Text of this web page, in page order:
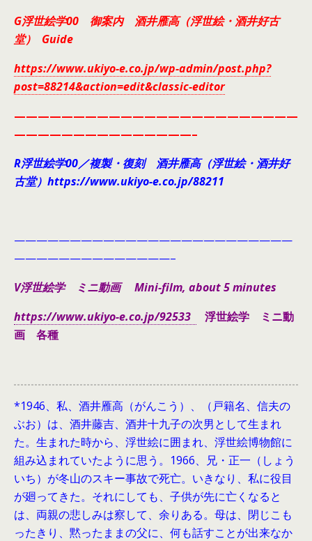
G浮世絵学00 御案内 酒井雁高（浮世絵・酒井好古
堂） Guide
https://www.ukiyo-e.co.jp/wp-admin/post.php?
post=88214&action=edit&classic-editor
————————————————————————
———————————————–
R浮世絵学00／複製・復刻 酒井雁高（浮世絵・酒井好
古堂）https://www.ukiyo-e.co.jp/88211
—————————————————————————
——————————————–
V浮世絵学 ミニ動画 Mini-film, about 5 minutes
https://www.ukiyo-e.co.jp/92533
浮世絵学 ミニ動
画 各種
*1946、 私、酒井雁高（がんこう）、（戸籍名、信夫の
ぶお）は、酒井藤吉、酒井十九子の次男として生まれ
た。生まれた時から、浮世絵に囲まれ、浮世絵博物館に
組み込まれていたように思う。1966、兄・正一（しょう
いち）が冬山のスキー事故で死亡。いきなり、私に役目
が廻ってきた。それにしても、子供が先に亡くなると
は、両親の悲しみは察して、余りある。母は、閉じこも
ったきり、黙ったままの父に、何も話すことが出来なか